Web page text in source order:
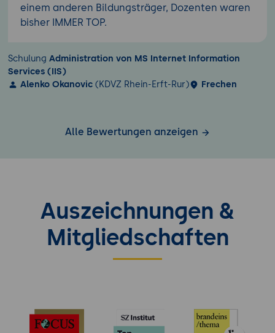
einem anderen Bildungsträger, Dozenten waren
bisher IMMER TOP.
Schulung Administration von MS Internet Information
Services (IIS)
Alenko Okanovic (KDVZ Rhein-Erft-Rur) Frechen
Alle Bewertungen anzeigen
Auszeichnungen &
Mitgliedschaften